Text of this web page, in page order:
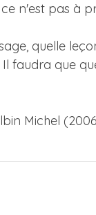
n'est pas à
quelle
Il faudra que
Michel